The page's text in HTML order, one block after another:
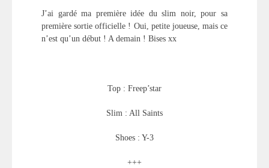
J’ai gardé ma première idée du slim noir, pour sa
première sortie officielle ! Oui, petite joueuse, mais ce
n’est qu’un début ! A demain ! Bises xx
Top : Freep’star
Slim : All Saints
Shoes : Y-3
+++